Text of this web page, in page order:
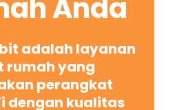
Anda
adalah layanan
rumah yang
perangkat
dengan kualitas